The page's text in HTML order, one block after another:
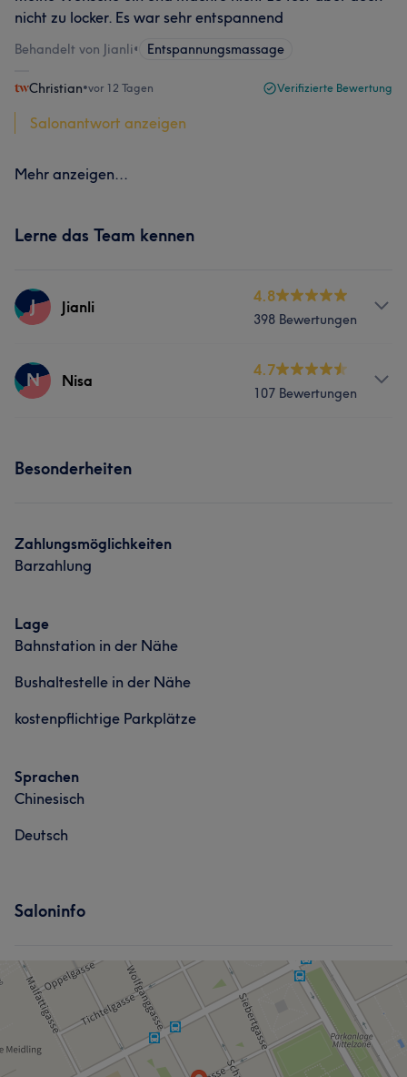
nicht zu locker. Es war sehr entspannend
Behandelt von Jianli• Entspannungsmassage
Christian•vor 12 Tagen Verifizierte Bewertung
Salonantwort anzeigen
Mehr anzeigen...
Lerne das Team kennen
J Jianli
4.8
398 Bewertungen
Services
Was unsere Kunden über Jianli sagen
Kompetent 14
N Nisa
4.7
107 Bewertungen
Was unsere Kunden über Nisa sagen
Professionell
Besonderheiten
Zahlungsmöglichkeiten
Barzahlung
Lage
Bahnstation in der Nähe
Bushaltestelle in der Nähe
kostenpflichtige Parkplätze
Sprachen
Chinesisch
Deutsch
Saloninfo